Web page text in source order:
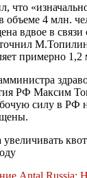
что
объеме 4 млн.
вдвое в связи
примерно 1,2
РФ Максим
силу в РФ
Antal